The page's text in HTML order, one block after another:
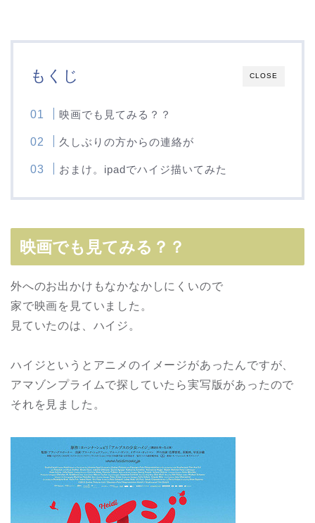
CLOSE
もくじ
映画でも見てみる？？
久しぶりの方からの連絡が
おまけ。ipadでハイジ描いてみた
映画でも見てみる？？
外へのお出かけもなかなかしにくいので
家で映画を見ていました。
見ていたのは、ハイジ。
ハイジというとアニメのイメージがあったんですが、
アマゾンプライムで探していたら実写版があったので
それを見ました。